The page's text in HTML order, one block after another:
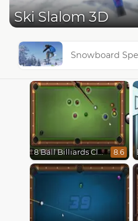
Ski Slalom 3D
Snowboard
8 Ball Billiards Classic 8.6